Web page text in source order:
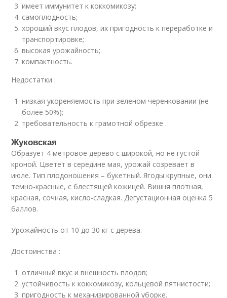
имеет иммунитет к коккомикозу;
самоплодность;
хороший вкус плодов, их пригодность к переработке и
транспортировке;
высокая урожайность;
компактность.
Недостатки :
низкая укореняемость при зеленом черенковании (не
более 50%);
требовательность к грамотной обрезке .
Жуковская
Образует 4 метровое дерево с широкой, но не густой
кроной. Цветет в середине мая, урожай созревает в
июле. Тип плодоношения – букетный. Ягоды крупные, они
темно-красные, с блестящей кожицей. Вишня плотная,
красная, сочная, кисло-сладкая. Дегустационная оценка 5
баллов.
Урожайность от 10 до 30 кг с дерева.
Достоинства :
отличный вкус и внешность плодов;
устойчивость к коккомикозу, кольцевой пятнистости;
пригодность к механизированной уборке.